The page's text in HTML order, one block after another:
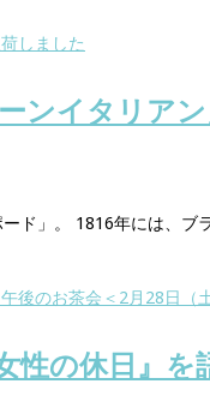
ンイタリア
ド」。 1816年には、ブ
の休日』を